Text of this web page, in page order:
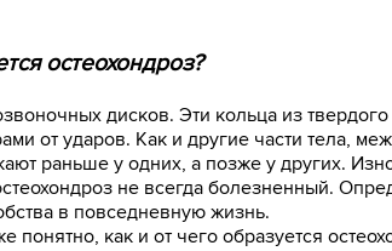
остеохондроз?
дисков. Эти кольца из
от ударов. Как и другие части тела,
раньше у одних, а позже у других.
не всегда болезненный.
в повседневную жизнь.
понятно, как и от чего образуется